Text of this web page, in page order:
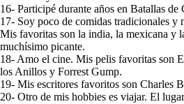
16- Participé durante años en Batallas de
17- Soy poco de comidas tradicionales y
Mis favoritas son la india, la mexicana y
muchísimo picante.
18- Amo el cine. Mis pelis favoritas son
los Anillos y Forrest Gump.
19- Mis escritores favoritos son Charles
20- Otro de mis hobbies es viajar. El